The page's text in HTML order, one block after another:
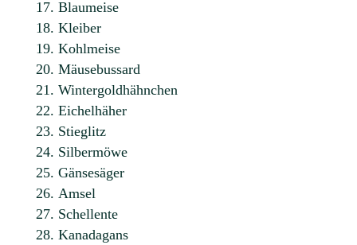
Blaumeise
Kleiber
Kohlmeise
Mäusebussard
Wintergoldhähnchen
Eichelhäher
Stieglitz
Silbermöwe
Gänsesäger
Amsel
Schellente
Kanadagans